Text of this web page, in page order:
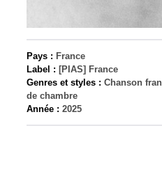
Pays : France
Label : [PIAS] France
Genres et styles : Chanson
de chambre
Année : 2025